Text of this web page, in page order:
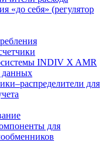
«до себя» (регулятор
INDIV X AMR
данных
для
для